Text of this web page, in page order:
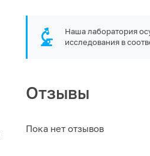
Наша лаборатория
исследования в
Отзывы
Пока нет отзывов